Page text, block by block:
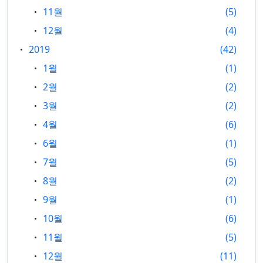
11월
5
12월
4
2019
42
1월
1
2월
2
3월
2
4월
6
6월
1
7월
5
8월
2
9월
1
10월
6
11월
5
12월
11